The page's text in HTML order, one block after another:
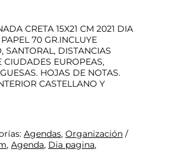
CRETA 15X21 CM 2021 DIA
70 GR.INCLUYE
SANTORAL, DISTANCIAS
CIUDADES EUROPEAS,
HOJAS DE NOTAS.
CASTELLANO Y
Agendas, Organización
, Agenda, Dia pagina,